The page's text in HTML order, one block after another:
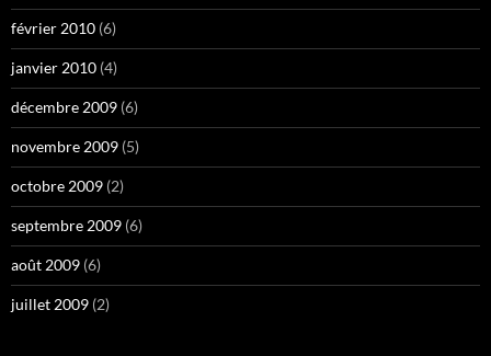
février 2010 (6)
janvier 2010 (4)
décembre 2009 (6)
novembre 2009 (5)
octobre 2009 (2)
septembre 2009 (6)
août 2009 (6)
juillet 2009 (2)